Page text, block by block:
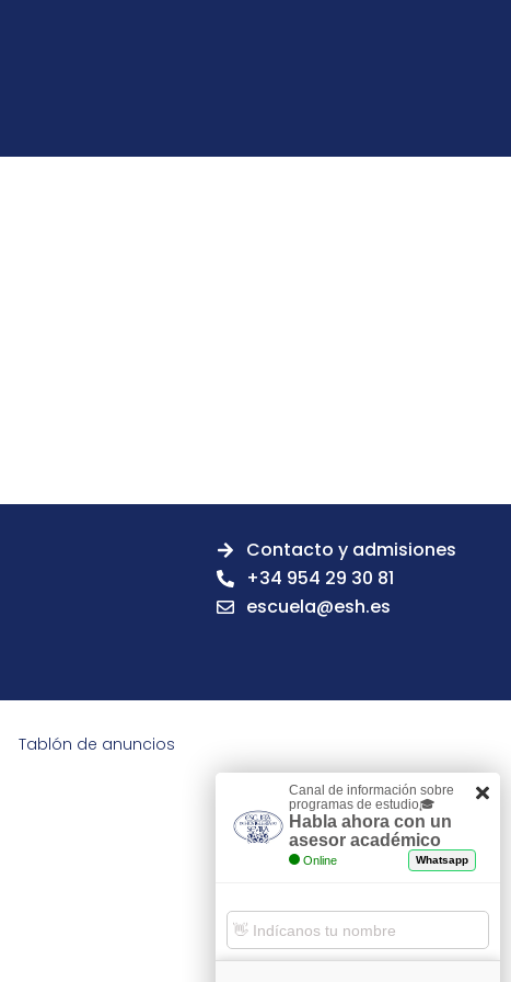
Contacto y admisiones
+34 954 29 30 81
escuela@esh.es
Tablón de anuncios
Canal de información sobre
programas de estudio🎓
Habla ahora con un
asesor académico
Online Whatsapp